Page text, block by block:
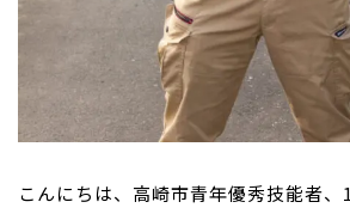
こんにちは、高崎市青年優秀技能者